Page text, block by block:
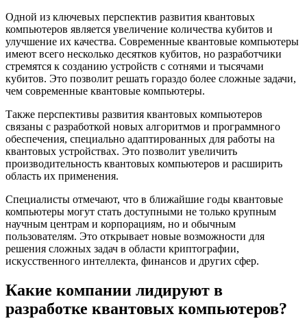
Одной из ключевых перспектив развития квантовых
компьютеров является увеличение количества кубитов и
улучшение их качества. Современные квантовые компьютеры
имеют всего несколько десятков кубитов, но разработчики
стремятся к созданию устройств с сотнями и тысячами
кубитов. Это позволит решать гораздо более сложные задачи,
чем современные квантовые компьютеры.
Также перспективы развития квантовых компьютеров
связаны с разработкой новых алгоритмов и программного
обеспечения, специально адаптированных для работы на
квантовых устройствах. Это позволит увеличить
производительность квантовых компьютеров и расширить
область их применения.
Специалисты отмечают, что в ближайшие годы квантовые
компьютеры могут стать доступными не только крупным
научным центрам и корпорациям, но и обычным
пользователям. Это открывает новые возможности для
решения сложных задач в области криптографии,
искусственного интеллекта, финансов и других сфер.
Какие компании лидируют в
разработке квантовых компьютеров?